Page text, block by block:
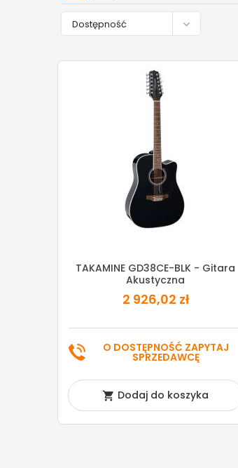
Dostępność 
TAKAMINE GD38CE-BLK - Gitara
Akustyczna
2 926,02 zł
O DOSTĘPNOŚĆ ZAPYTAJ
SPRZEDAWCĘ
 Dodaj do koszyka